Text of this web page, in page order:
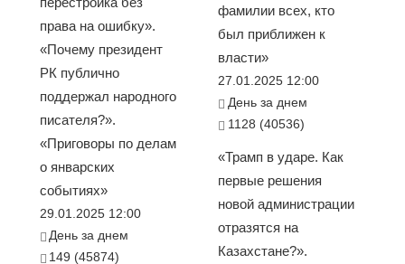
права на ошибку».
«Почему президент
РК публично
поддержал народного
писателя?».
«Приговоры по делам
о январских
событиях»
29.01.2025 12:00
День за днем
149 (45874)
фамилии всех, кто
был приближен к
власти»
27.01.2025 12:00
День за днем
1128 (40536)
«Трамп в ударе. Как
первые решения
новой администрации
отразятся на
Казахстане?».